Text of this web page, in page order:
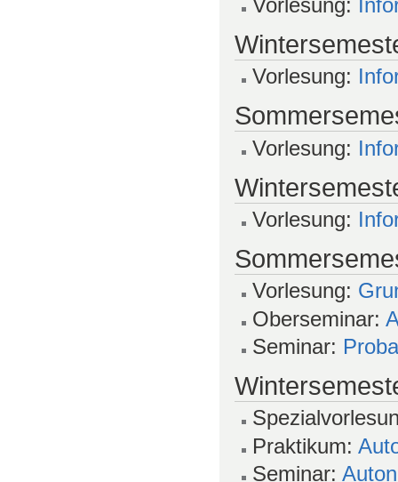
Vorlesung:
Vorlesung:
Vorlesung:
Vorlesung:
Vorlesung:
Oberseminar:
Seminar:
Praktikum:
Seminar: